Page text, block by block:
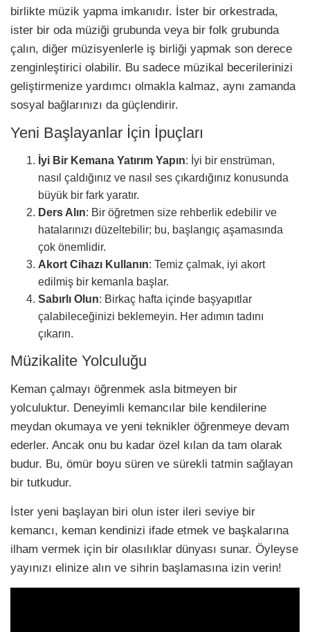
birlikte müzik yapma imkanıdır. İster bir orkestrada,
ister bir oda müziği grubunda veya bir folk grubunda
çalın, diğer müzisyenlerle iş birliği yapmak son derece
zenginleştirici olabilir. Bu sadece müzikal becerilerinizi
geliştirmenize yardımcı olmakla kalmaz, aynı zamanda
sosyal bağlarınızı da güçlendirir.
Yeni Başlayanlar İçin İpuçları
İyi Bir Kemana Yatırım Yapın: İyi bir enstrüman,
nasıl çaldığınız ve nasıl ses çıkardığınız konusunda
büyük bir fark yaratır.
Ders Alın: Bir öğretmen size rehberlik edebilir ve
hatalarınızı düzeltebilir; bu, başlangıç aşamasında
çok önemlidir.
Akort Cihazı Kullanın: Temiz çalmak, iyi akort
edilmiş bir kemanla başlar.
Sabırlı Olun: Birkaç hafta içinde başyapıtlar
çalabileceğinizi beklemeyin. Her adımın tadını
çıkarın.
Müzikalite Yolculuğu
Keman çalmayı öğrenmek asla bitmeyen bir
yolculuktur. Deneyimli kemancılar bile kendilerine
meydan okumaya ve yeni teknikler öğrenmeye devam
ederler. Ancak onu bu kadar özel kılan da tam olarak
budur. Bu, ömür boyu süren ve sürekli tatmin sağlayan
bir tutkudur.
İster yeni başlayan biri olun ister ileri seviye bir
kemancı, keman kendinizi ifade etmek ve başkalarına
ilham vermek için bir olasılıklar dünyası sunar. Öyleyse
yayınızı elinize alın ve sihrin başlamasına izin verin!